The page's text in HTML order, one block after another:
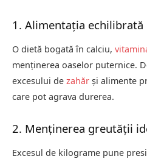
1. Alimentația echilibrată
O dietă bogată în calciu,
menținerea oaselor puternice.
excesului de zahăr și alimente
care pot agrava durerea.
2. Menținerea greutății
Excesul de kilograme pune